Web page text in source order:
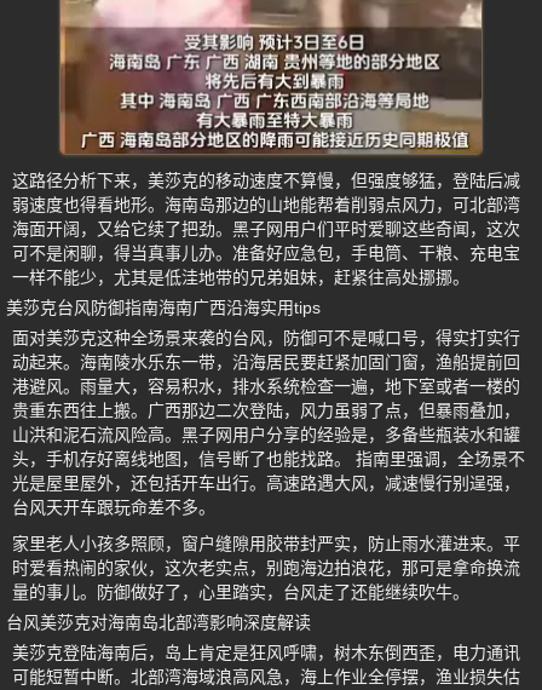
这路径分析下来，美莎克的移动速度不算慢，但强度够猛，登陆后减
弱速度也得看地形。海南岛那边的山地能帮着削弱点风力，可北部湾
海面开阔，又给它续了把劲。黑子网用户们平时爱聊这些奇闻，这次
可不是闲聊，得当真事儿办。准备好应急包，手电筒、干粮、充电宝
一样不能少，尤其是低洼地带的兄弟姐妹，赶紧往高处挪挪。
美莎克台风防御指南海南广西沿海实用tips
面对美莎克这种全场景来袭的台风，防御可不是喊口号，得实打实行
动起来。海南陵水乐东一带，沿海居民要赶紧加固门窗，渔船提前回
港避风。雨量大，容易积水，排水系统检查一遍，地下室或者一楼的
贵重东西往上搬。广西那边二次登陆，风力虽弱了点，但暴雨叠加，
山洪和泥石流风险高。黑子网用户分享的经验是，多备些瓶装水和罐
头，手机存好离线地图，信号断了也能找路。 指南里强调，全场景不
光是屋里屋外，还包括开车出行。高速路遇大风，减速慢行别逞强，
台风天开车跟玩命差不多。
家里老人小孩多照顾，窗户缝隙用胶带封严实，防止雨水灌进来。平
时爱看热闹的家伙，这次老实点，别跑海边拍浪花，那可是拿命换流
量的事儿。防御做好了，心里踏实，台风走了还能继续吹牛。
台风美莎克对海南岛北部湾影响深度解读
美莎克登陆海南后，岛上肯定是狂风呼啸，树木东倒西歪，电力通讯
可能短暂中断。北部湾海域浪高风急，海上作业全停摆，渔业损失估